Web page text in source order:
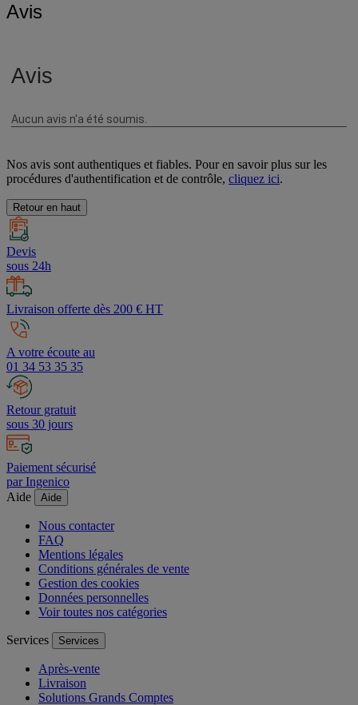
Avis
Nos avis sont authentiques et fiables. Pour en savoir plus sur les
procédures d'authentification et de contrôle, cliquez ici.
Retour en haut
Devis
sous 24h
Livraison offerte dès 200 € HT
A votre écoute au
01 34 53 35 35
Retour gratuit
sous 30 jours
Paiement sécurisé
par Ingenico
Aide
Aide
Nous contacter
FAQ
Mentions légales
Conditions générales de vente
Gestion des cookies
Données personnelles
Voir toutes nos catégories
Services Services
Après-vente
Livraison
Solutions Grands Comptes